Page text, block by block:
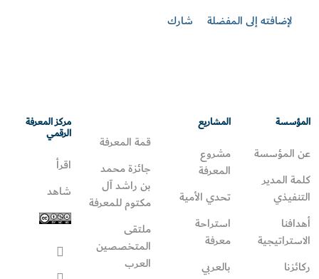
لإضافته إلى المفضلة
شارك
المؤسسة
عن المؤسسة
كلمة المدير
التنفيذي
أهدافنا
الاستراتيجية
ركائزنا
المشاريع
مشروع
المعرفة
تحدي الأمية
استراحة
معرفة
بالعربي
قمة المعرفة
جائزة محمد
بن راشد آل
مكتوم للمعرفة
ملتقى
المتخصصين
العرب
مركز المعرفة
الرقمي
اقرأ
شاهد